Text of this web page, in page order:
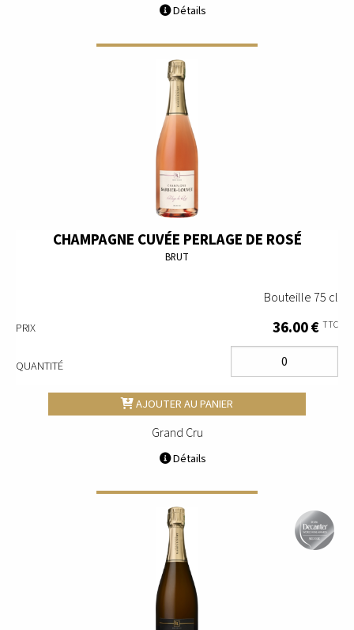
Détails
CHAMPAGNE CUVÉE PERLAGE DE ROSÉ
BRUT
Bouteille 75 cl
PRIX 36.00 € TTC
QUANTITÉ
AJOUTER AU PANIER
Grand Cru
Détails